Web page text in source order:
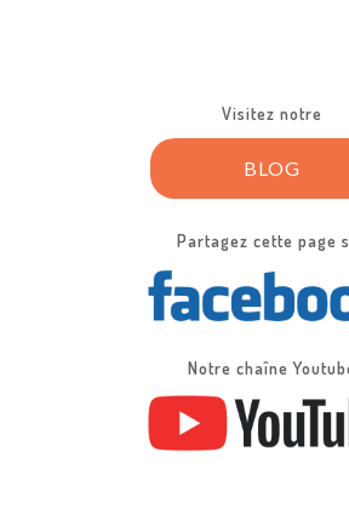
Visitez notre
BLOG
Partagez cette page
Notre chaîne